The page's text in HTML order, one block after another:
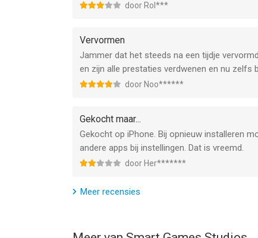
door Rol***
Vervormen
Jammer dat het steeds na een tijdje
en zijn alle prestaties verdwenen en nu zelfs
door Noo******
Gekocht maar...
Gekocht op iPhone. Bij opnieuw installeren
andere apps bij instellingen. Dat is vreemd.
door Her*******
Meer recensies